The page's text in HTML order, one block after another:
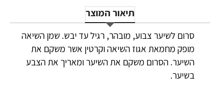
תיאור המוצר
סרום לשיער צבוע, מובהר, רגיל עד יבש. שמן השיאה
מופק מחמאת אגוז השיאה וקרטין אשר משקם את
השיער. הסרום משקם את השיער ומאריך את הצבע
בשיער.